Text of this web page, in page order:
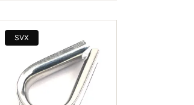
SVX